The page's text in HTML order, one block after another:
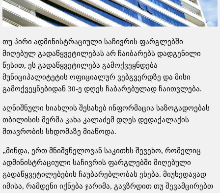
თუ პირი ადმინისტრაციული საჩივრის ფარგლებში
მიღებულ გადაწყვეტილებას არ ჩაიბარებს დადგენილი
წესით, ეს გადაწყვეტილება გამოქვეყნდება
მუნიციპალიტეტის ოფიციალურ ვებგვერდზე და მისი
გამოქვეყნებიდან 30-ე დღეს ჩაბარებულად ჩაითვლება.
აღნიშნული სიახლის შესახებ ინფორმაცია საზოგადოებას
თბილისის მერმა კახა კალაძემ დღეს დედაქალაქის
მთავრობის სხდომაზე მიაწოდა.
„მინდა, ერთ მნიშვნელოვან საკითხს შევეხო, რომელიც
ადმინისტრაციული საჩივრის ფარგლებში მიღებული
გადაწყვეტილებების ჩაუბარებლობას ეხება. მიუხედავად
იმისა, რამდენი იქნება ჯარიმა, გავზრდით თუ შევამცირებთ